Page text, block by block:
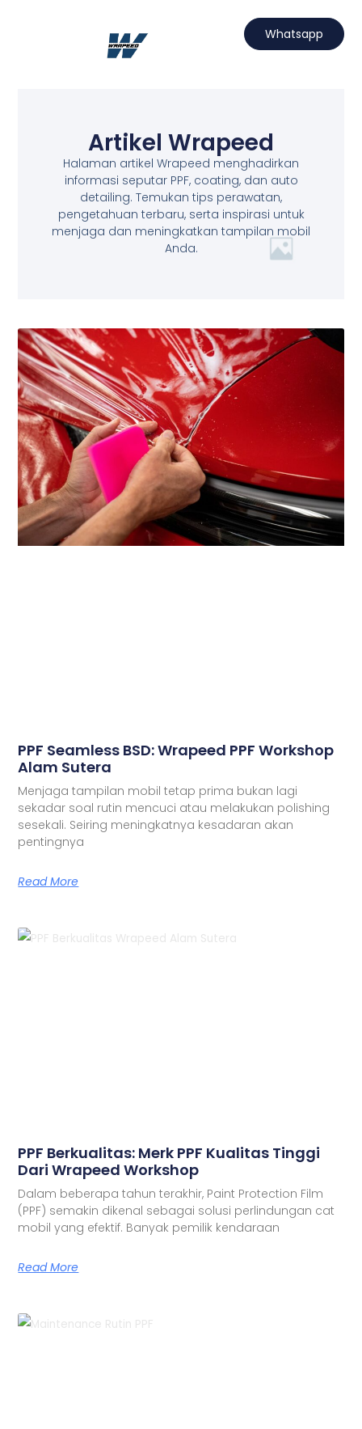
Whatsapp
Artikel Wrapeed
Halaman artikel Wrapeed menghadirkan
informasi seputar PPF, coating, dan auto
detailing. Temukan tips perawatan,
pengetahuan terbaru, serta inspirasi untuk
menjaga dan meningkatkan tampilan mobil
Anda.
PPF Seamless BSD: Wrapeed PPF Workshop
Alam Sutera
Menjaga tampilan mobil tetap prima bukan lagi
sekadar soal rutin mencuci atau melakukan polishing
sesekali. Seiring meningkatnya kesadaran akan
pentingnya
Read More
PPF Berkualitas: Merk PPF Kualitas Tinggi
Dari Wrapeed Workshop
Dalam beberapa tahun terakhir, Paint Protection Film
(PPF) semakin dikenal sebagai solusi perlindungan cat
mobil yang efektif. Banyak pemilik kendaraan
Read More